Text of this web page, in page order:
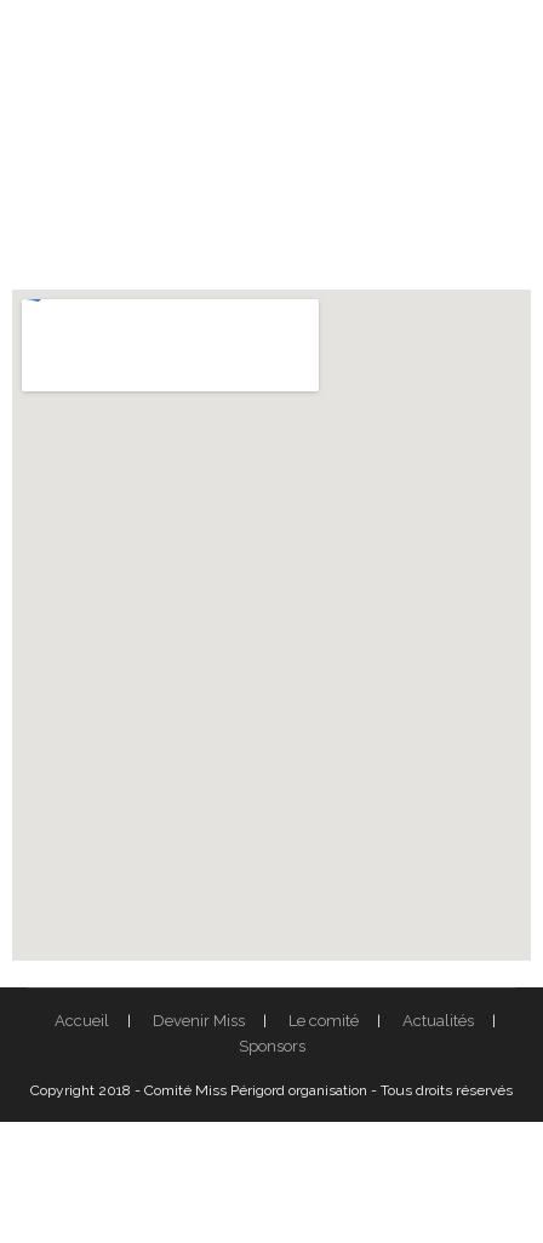
Accueil Devenir Miss Le comité
Actualités
Sponsors
Copyright 2018 - Comité Miss Périgord organisation - Tous droits réservés